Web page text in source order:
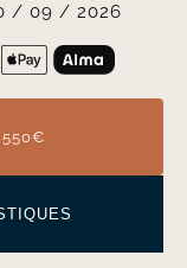
/ 09 / 2026